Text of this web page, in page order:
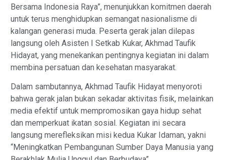
Bersama Indonesia Raya”, menunjukkan komitmen daerah
untuk terus menghidupkan semangat nasionalisme di
kalangan generasi muda. Peserta gerak jalan dilepas
langsung oleh Asisten I Setkab Kukar, Akhmad Taufik
Hidayat, yang menekankan pentingnya kegiatan ini dalam
membina persatuan dan kesehatan masyarakat.
Dalam sambutannya, Akhmad Taufik Hidayat menyoroti
bahwa gerak jalan bukan sekadar aktivitas fisik, melainkan
media efektif untuk mempromosikan gaya hidup sehat
dan memperkuat ikatan sosial. Kegiatan ini secara
langsung merefleksikan misi kedua Kukar Idaman, yakni
“Meningkatkan Pembangunan Sumber Daya Manusia yang